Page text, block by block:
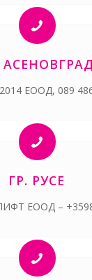
АСЕНОВГРАД
ЕООД, 089
ГР. РУСЕ
ЕООД –